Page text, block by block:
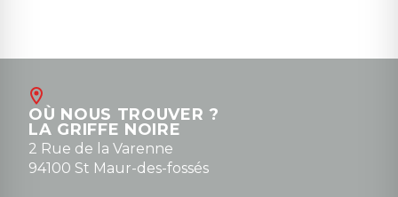
OÙ NOUS TROUVER ?
LA GRIFFE NOIRE
2 Rue de la Varenne
94100 St Maur-des-fossés